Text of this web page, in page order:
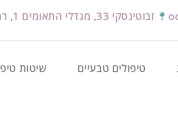
זבוטינסקי 33, מגדלי התאומים 1, רמת גן
טיפולים טבעיים שיטות